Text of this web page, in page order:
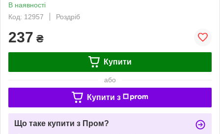
В наявності
Код: 12957
Роздріб
237 ₴
Купити
або
Купити з
Що таке купити з Пром?